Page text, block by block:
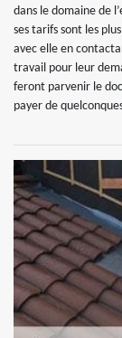
dans le domaine de
ses tarifs sont les
avec elle en
travail pour leur
feront parvenir le
payer de